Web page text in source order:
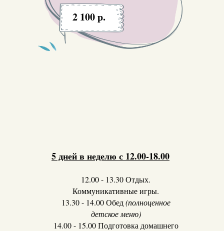
12.00 - 13.30 Отдых.
Коммуникативные игры.
13.30 - 14.00 Обед(полноценное
детское меню)
14.00 - 15.00 Подготовка домашнего
5 дней в неделю с 12.00-18.00
2 100 р.